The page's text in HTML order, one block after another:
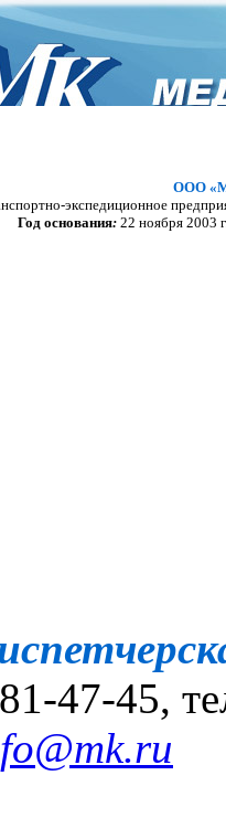
ООО
экспедиционное
Год основания: 22 ноября 2003
47-45,
@mk.ru